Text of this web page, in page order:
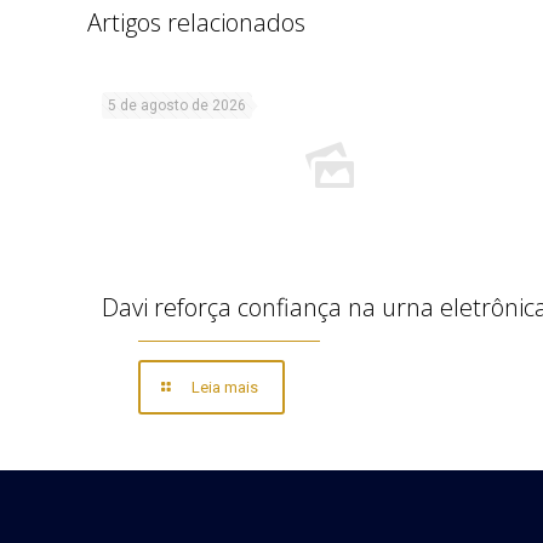
Artigos relacionados
5 de agosto de 2026
Davi reforça confiança na urna
Leia mais